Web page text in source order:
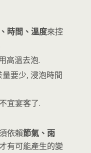
時間、溫度來控
高溫去泡.
要少, 浸泡時間
宜宴客了.
依賴節氣、雨
有可能產生的變